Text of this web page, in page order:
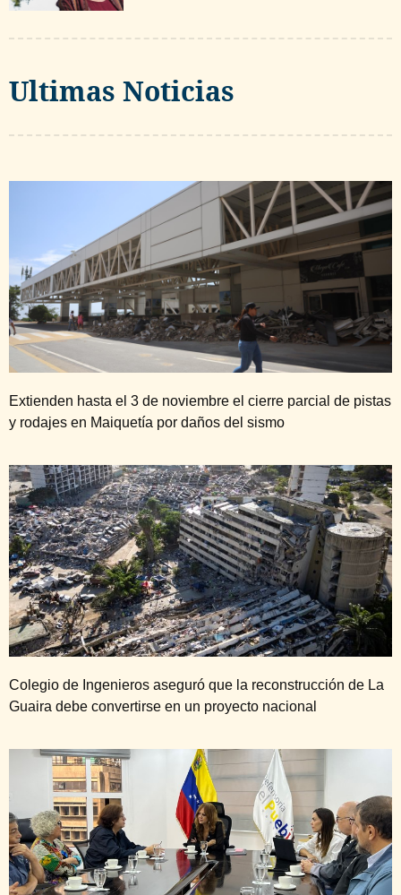
Ultimas Noticias
Extienden hasta el 3 de noviembre el cierre parcial de pistas
y rodajes en Maiquetía por daños del sismo
Colegio de Ingenieros aseguró que la reconstrucción de La
Guaira debe convertirse en un proyecto nacional